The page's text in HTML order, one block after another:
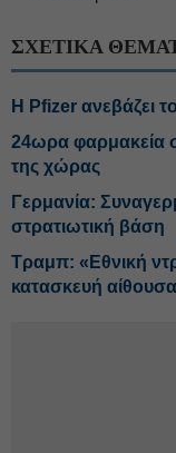
ΣΧΕΤΙΚΑ
Η Pfizer ανεβάζει
24ωρα φαρμακεία
της χώρας
Γερμανία:
στρατιωτική βάση
Τραμπ: «Εθνική
κατασκευή